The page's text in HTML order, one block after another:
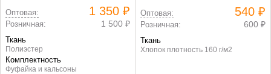
Оптовая:
1 350 ₽
Розничная: 1 500 ₽
Ткань
Полиэстер
Комплектность
Фуфайка и кальсоны
Оптовая: 540 ₽
Розничная: 600 ₽
Ткань
Хлопок плотность 160 г/м2